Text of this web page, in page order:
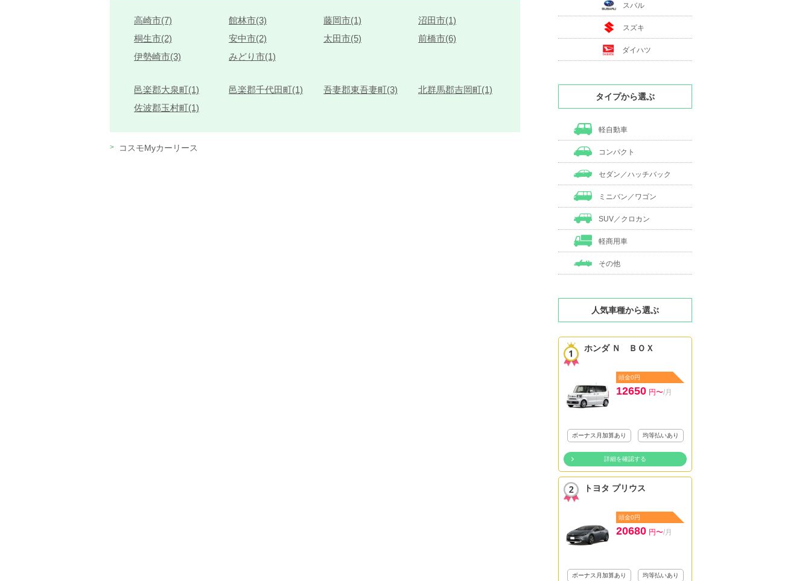
高崎市(7) 館林市(3) 藤岡市(1)
沼田市(1)
桐生市(2)
安中市(2) 太田市(5)
前橋市(6)
伊勢崎市(3)
みどり市(1)
邑楽郡大泉町(1) 邑楽郡千代田町(1) 吾妻郡東吾妻町(3)
北群馬郡吉岡町(1)
佐波郡玉村町(1)
コスモMyカーリース
スバル
スズキ
ダイハツ
タイプから選ぶ
軽自動車
コンパクト
セダン／ハッチバック
ミニバン／ワゴン
SUV／クロカン
軽商用車
その他
人気車種から選ぶ
ホンダ Ｎ ＢＯＸ
頭金0円
12650 円〜/月
ボーナス月加算あり 均等払いあり
詳細を確認する
トヨタ プリウス
頭金0円
20680 円〜/月
ボーナス月加算あり 均等払いあり